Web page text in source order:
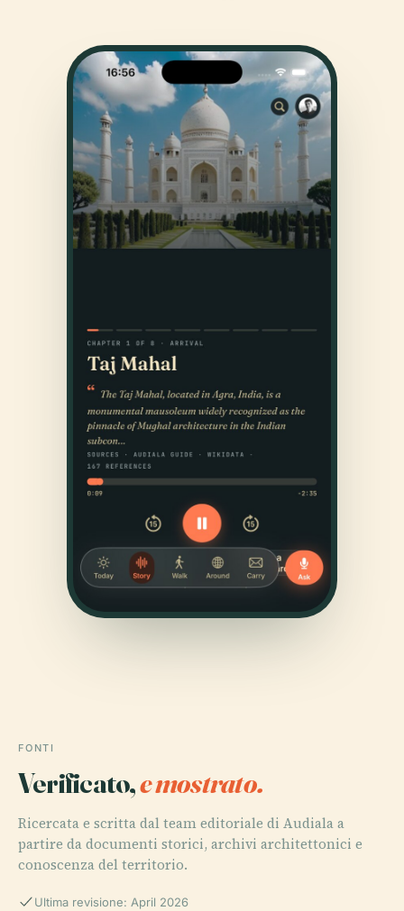
FONTI
Verificato,e mostrato.
Ricercata e scritta dal team editoriale di Audiala a
partire da documenti storici, archivi architettonici e
conoscenza del territorio.
Ultima revisione: April 2026